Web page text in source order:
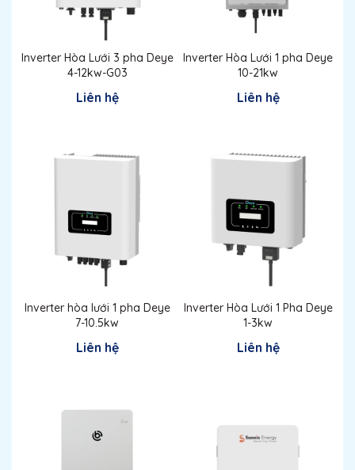
Inverter Hòa Lưới 3 pha Deye
4-12kw-G03
Liên hệ
Inverter Hòa Lưới 1 pha Deye
10-21kw
Liên hệ
Inverter hòa lưới 1 pha Deye
7-10.5kw
Liên hệ
Inverter Hòa Lưới 1 Pha Deye
1-3kw
Liên hệ